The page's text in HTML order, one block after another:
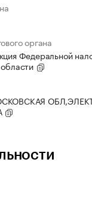
органа
Федеральной